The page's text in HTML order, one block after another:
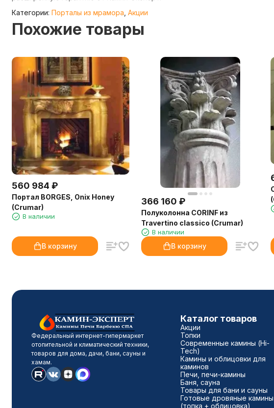
Категории: Порталы из мрамора Акции
Похожие товары
560 984 ₽
Портал BORGES, Onix Honey
(Crumar)
В наличии
В корзину
366 160 ₽
Полуколонна CORINF из
Travertino classico (Crumar)
В наличии
В корзину
Федеральный интернет-гипермаркет
отопительной и климатический техники,
товаров для дома, дачи, бани, сауны и
хамам.
Каталог товаров
Акции
Топки
Современные камины (Hi-
Tech)
Камины и облицовки для
каминов
Печи, печи-камины
Баня, сауна
Товары для бани и сауны
Готовые дровяные камины
(топка + облицовка)